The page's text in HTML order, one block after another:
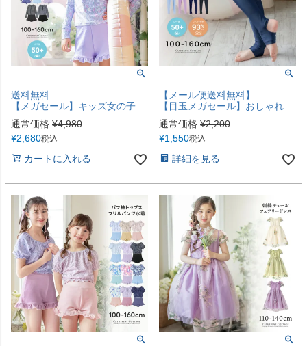
送料無料
【メガセール】キッズ女の子水着 ラッシュガード&フリルパンツセット セパレート 花柄 小花柄 猫柄 ジュニア 日焼け対策 長袖 キャサリンコテージ TAK
通常価格 ¥4,980
¥2,680税込
カートに入れる
【メール便送料無料】
【目玉メガセール】おしゃれに日焼け対策！ ラッシュトレンカ キッズ トレンカ UV対策 キャサリンコテージ YUP12≪メール便優先商品≫
通常価格 ¥2,200
¥1,550税込
詳細を見る